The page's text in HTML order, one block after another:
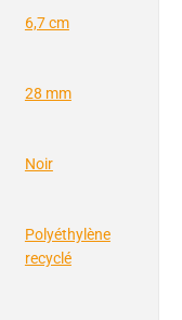
6,7 cm
28 mm
Noir
Polyéthylène
recyclé